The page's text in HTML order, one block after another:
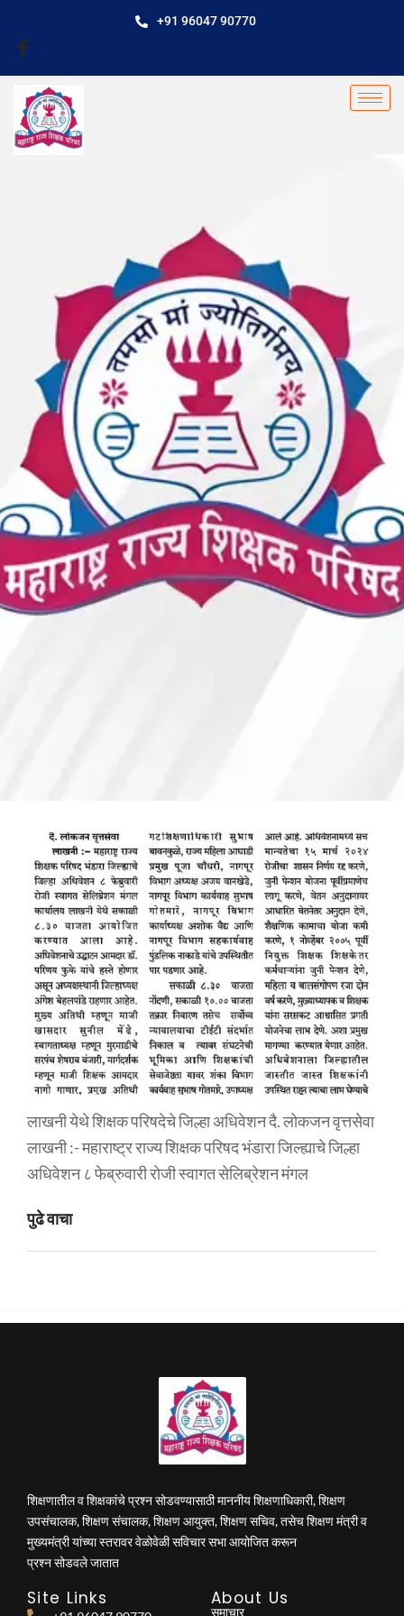
+91 96047 90770
लाखनी येथे शिक्षक परिषदेचे जिल्हा अधिवेशन दै. लोकजन वृत्तसेवा
लाखनी :- महाराष्ट्र राज्य शिक्षक परिषद भंडारा जिल्ह्याचे जिल्हा
अधिवेशन ८ फेब्रुवारी रोजी स्वागत सेलिब्रेशन मंगल
पुढे वाचा
शिक्षणातील व शिक्षकांचे प्रश्न सोडवण्यासाठी माननीय शिक्षणाधिकारी, शिक्षण
उपसंचालक, शिक्षण संचालक, शिक्षण आयुक्त, शिक्षण सचिव, तसेच शिक्षण मंत्री व
मुख्यमंत्री यांच्या स्तरावर वेळोवेळी सविचार सभा आयोजित करून
प्रश्न सोडवले जातात
Site Links About Us
समाचार